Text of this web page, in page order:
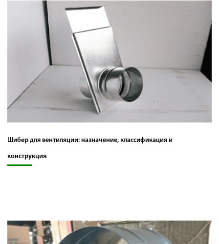
Шибер для вентиляции: назначение, классификация и
конструкция